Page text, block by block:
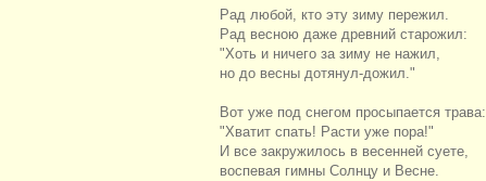
Рад любой, кто эту зиму пережил.
Рад весною даже древний старожил:
"Хоть и ничего за зиму не нажил,
но до весны дотянул-дожил."
Вот уже под снегом просыпается трава:
"Хватит спать! Расти уже пора!"
И все закружилось в весенней суете,
воспевая гимны Солнцу и Весне.